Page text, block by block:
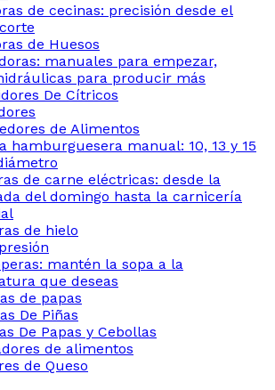
de cecinas: precisión desde el
de Huesos
manuales para empezar,
para producir más
De Cítricos
de Alimentos
hamburguesera manual: 10, 13 y 15
de carne eléctricas: desde la
del domingo hasta la carnicería
de hielo
mantén la sopa a la
que deseas
de papas
De Piñas
De Papas y Cebollas
de alimentos
de Queso